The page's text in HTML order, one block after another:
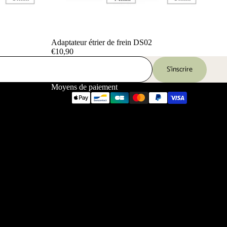
Adaptateur étrier de frein DS02
€10,90
S’inscrire
Moyens de paiement